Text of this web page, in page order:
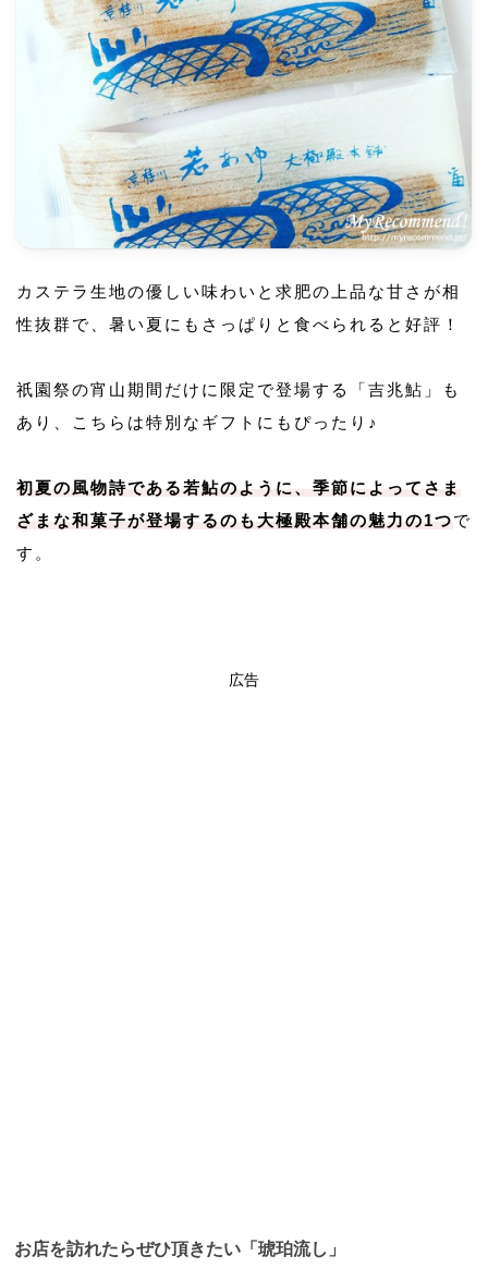
カステラ生地の優しい味わいと求肥の上品な甘さが相
性抜群で、暑い夏にもさっぱりと食べられると好評！
祇園祭の宵山期間だけに限定で登場する「吉兆鮎」も
あり、こちらは特別なギフトにもぴったり♪
初夏の風物詩である若鮎のように、季節によってさま
ざまな和菓子が登場するのも大極殿本舗の魅力の1つで
す。
広告
お店を訪れたらぜひ頂きたい「琥珀流し」